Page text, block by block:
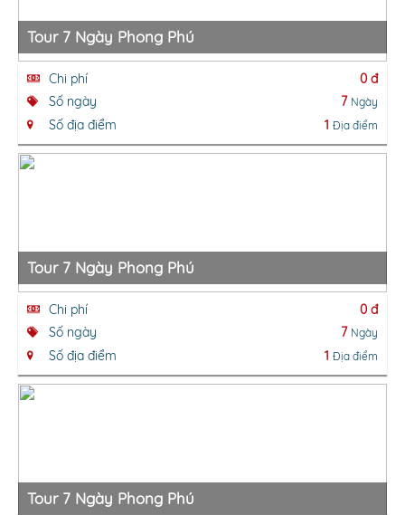
Tour 7 Ngày Phong Phú
Chi phí
0 đ
Số ngày
7 Ngày
Số địa điểm 1 Địa điểm
Tour 7 Ngày Phong Phú
Chi phí
0 đ
Số ngày
7 Ngày
Số địa điểm 1 Địa điểm
Tour 7 Ngày Phong Phú